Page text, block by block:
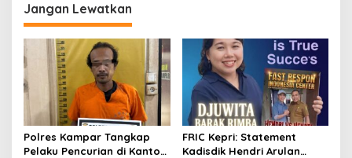
a
s
i
p
o
s
Jangan Lewatkan
Polres Kampar Tangkap
Pelaku Pencurian di Kantor
FRIC Kepri: Statement
Kadisdik Hendri Arulan